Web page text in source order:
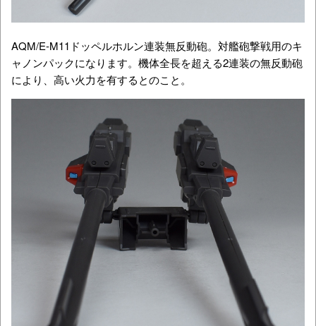
AQM/E-M11ドッペルホルン連装無反動砲。対艦砲撃戦用のキ
ャノンパックになります。機体全長を超える2連装の無反動砲
により、高い火力を有するとのこと。